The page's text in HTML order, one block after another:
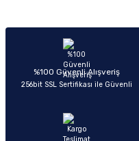
Ürün açıklamasında eksik
Ürün bilgilerinde hatalar
Ürün fiyatı diğer sitelerden
Sitemize
%100 Güvenli Alışveriş
256bit SSL Sertifikası ile Güvenli